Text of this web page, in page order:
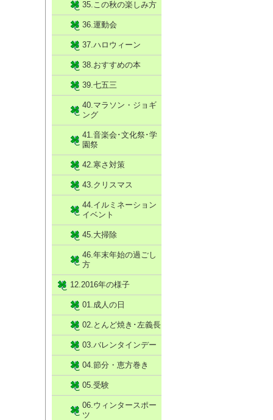
35.この秋の楽しみ方
36.運動会
37.ハロウィーン
38.おすすめの本
39.七五三
40.マラソン・ジョギ
ング
41.音楽会･文化祭･学
園祭
42.寒さ対策
43.クリスマス
44.イルミネーション
イベント
45.大掃除
46.年末年始の過ごし
方
12.2016年の様子
01.成人の日
02.とんど焼き･左義長
03.バレンタインデー
04.節分・恵方巻き
05.受験
06.ウィンタースポー
ツ